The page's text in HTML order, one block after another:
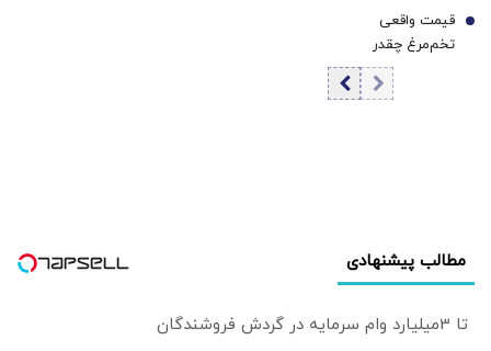
با اهداف دشمن در
ورودی تنگه هرمز
قیمت واقعی
تخم‌مرغ چقدر
است؟/ مصرف
روزانه ۳ هزار و ۳۰۰
7
مطالب پیشنهادی
تا 3میلیارد وام سرمایه در گردش فروشندگان